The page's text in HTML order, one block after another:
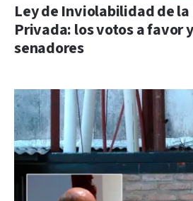
Ley de Inviolabilidad de
Privada: los votos a favor
senadores